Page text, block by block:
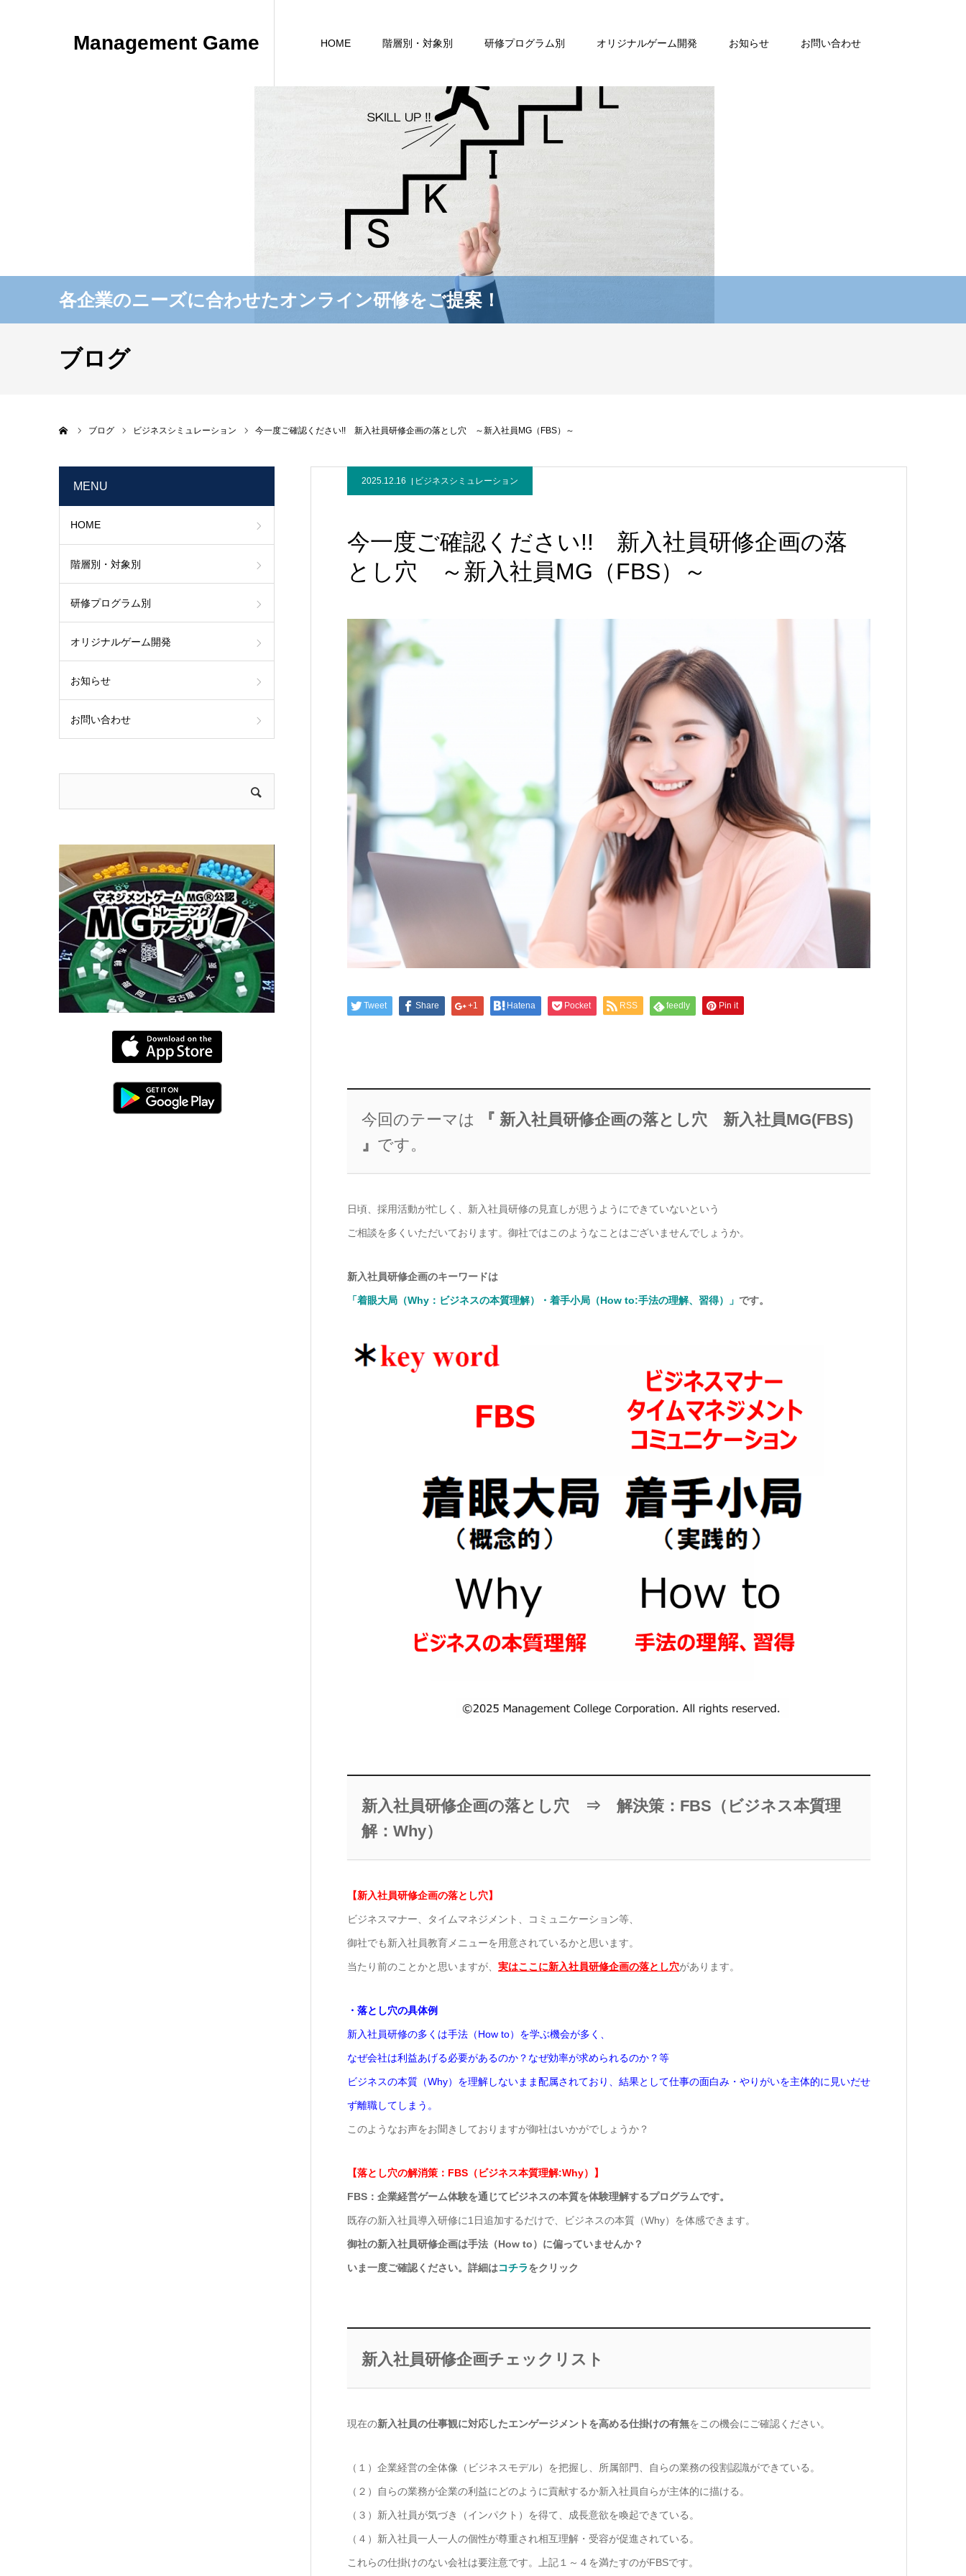
Management Game HOME 階層別・対象別 研修プログラム別 オリジナルゲーム開発 お知らせ お問い合わせ
各企業のニーズに合わせたオンライン研修をご提案！
ブログ
ブログ ビジネスシミュレーション 今一度ご確認ください!! 新入社員研修企画の落とし穴 ～新入社員MG（FBS）～
2025.12.16 ビジネスシミュレーション
今一度ご確認ください!! 新入社員研修企画の落
とし穴 ～新入社員MG（FBS）～
Tweet Share +1 Hatena Pocket RSS feedly Pin it
今回のテーマは
​​​​​​ 『 新入社員研修企画の落とし穴 新入社員MG(FBS)
』 です。
日頃、採用活動が忙しく、新入社員研修の見直しが思うようにできていないという
ご相談を多くいただいております。御社ではこのようなことはございませんでしょうか。
新入社員研修企画のキーワードは
「着眼大局（Why：ビジネスの本質理解）・着手小局（How to:手法の理解、習得） 」 です。
新入社員研修企画の落とし穴 ⇒ 解決策：FBS（ビジネス本質理
解：Why）
【新入社員研修企画の落とし穴】
ビジネスマナー、タイムマネジメント、コミュニケーション等、
御社でも新入社員教育メニューを用意されているかと思います。
当たり前のことかと思いますが、 実はここに新入社員研修企画の落とし穴があります。
・落とし穴の具体例
新入社員研修の多くは手法（How to）を学ぶ機会が多く、
なぜ会社は利益あげる必要があるのか？なぜ効率が求められるのか？等
ビジネスの本質（Why）を理解しないまま配属されており、結果として仕事の面白み・やりがいを主体的に見いだせ
ず離職してしまう。
このようなお声をお聞きしておりますが御社はいかがでしょうか？
【落とし穴の解消策：FBS（ビジネス本質理解:Why）】
FBS ：企業経営ゲーム体験を通じてビジネスの本質を体験理解するプログラムです。
既存の新入社員導入研修に1日追加するだけで、ビジネスの本質（Why）を体感できます。
御社の新入社員研修企画は手法（How to）に偏っていませんか？
いま一度ご確認ください。詳細はコチラをクリック
新入社員研修企画チェックリスト
現在の新入社員の仕事観に対応したエンゲージメントを高める仕掛けの有無をこの機会にご確認ください。
（１）企業経営の全体像（ビジネスモデル）を把握し、所属部門、自らの業務の役割認識ができている。
（２）自らの業務が企業の利益にどのように貢献するか新入社員自らが主体的に描ける。
（３）新入社員が気づき（インパクト）を得て、成長意欲を喚起できている。
（４）新入社員一人一人の個性が尊重され相互理解・受容が促進されている。
これらの仕掛けのない会社は要注意です。上記１～４を満たすのがFBSです。
MENU
HOME
階層別・対象別
研修プログラム別
オリジナルゲーム開発
お知らせ
お問い合わせ